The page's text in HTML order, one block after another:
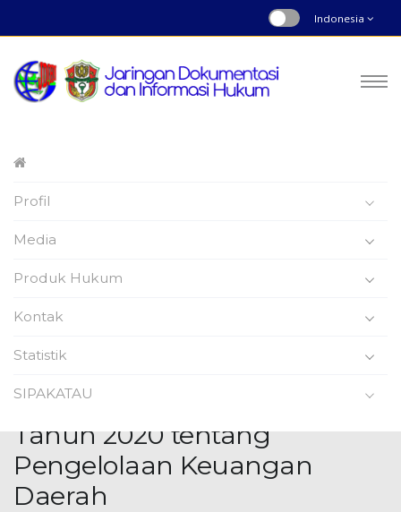
Indonesia
Profil
Media
Produk Hukum
Kontak
Statistik
SIPAKATAU
Nomor : 6 | Tahun 2020
Kabupaten Wajo Nomor 6
Tahun 2020 tentang
Pengelolaan Keuangan
Daerah